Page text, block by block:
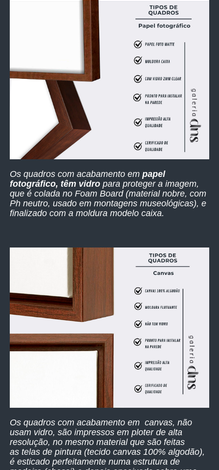
Os quadros com acabamento em papel
fotográfico, têm vidro para proteger a imagem,
que é colada no Foam Board (material nobre, com
Ph neutro, usado em montagens museológicas), e
finalizado com a moldura modelo caixa.
Os quadros com acabamento em canvas, não
usam vidro, são impressos em ploter de alta
resolução, no mesmo material que são feitas
as telas de pintura (tecido canvas 100% algodão),
é esticado perfeitamente numa estrutura de